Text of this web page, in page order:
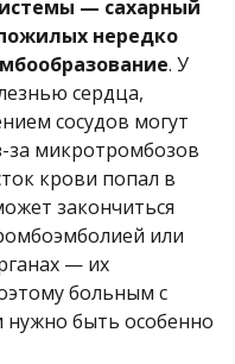
— сахарный
нередко
. У
сердца,
сосудов могут
микротромбозов
крови попал в
закончиться
или
— их
больным с
нужно быть особенно